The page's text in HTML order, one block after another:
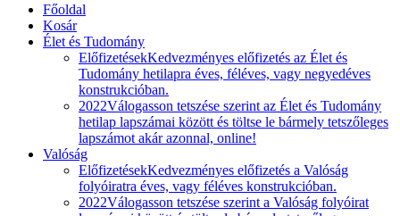
Főoldal
Kosár
Élet és Tudomány
ElőfizetésekKedvezményes előfizetés az Élet és
Tudomány hetilapra éves, féléves, vagy negyedéves
konstrukcióban.
2022Válogasson tetszése szerint az Élet és Tudomány
hetilap lapszámai között és töltse le bármely tetszőleges
lapszámot akár azonnal, online!
Valóság
ElőfizetésekKedvezményes előfizetés a Valóság
folyóiratra éves, vagy féléves konstrukcióban.
2022Válogasson tetszése szerint a Valóság folyóirat